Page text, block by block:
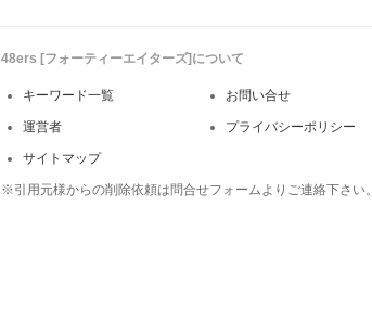
48ers [フォーティーエイターズ]について
キーワード一覧 お問い合せ
運営者 プライバシーポリシー
サイトマップ
※引用元様からの削除依頼は問合せフォームよりご連絡下さい。